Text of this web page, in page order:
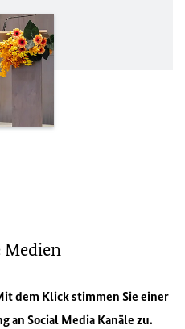
Medien
dem Klick stimmen Sie einer
an Social Media Kanäle zu.